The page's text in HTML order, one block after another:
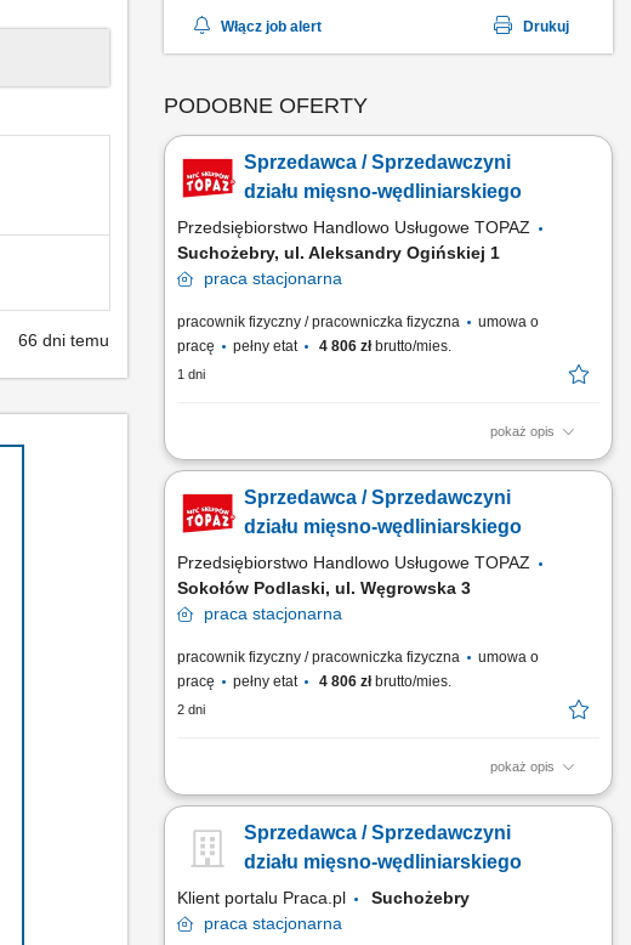
66 dni temu
Włącz job alert Drukuj
PODOBNE OFERTY
Sprzedawca / Sprzedawczyni
działu mięsno-wędliniarskiego
Przedsiębiorstwo Handlowo Usługowe TOPAZ
Suchożebry, ul. Aleksandry Ogińskiej 1
praca stacjonarna
pracownik fizyczny / pracowniczka fizyczna
umowa o
pracę
pełny etat 4 806 złbrutto/mies.
1 dni
pokaż opis
Twoje główne zadania: zapewnienie profesjonalnej obsługi
właściwą ekspozycję towarów na dziale świeżym - mięso,
wędliny, sery itp. oraz monitorowanie terminów przydatności do
Sprzedawca / Sprzedawczyni
działu mięsno-wędliniarskiego
Przedsiębiorstwo Handlowo Usługowe TOPAZ
Sokołów Podlaski, ul. Węgrowska 3
praca stacjonarna
pracownik fizyczny / pracowniczka fizyczna
umowa o
pracę
pełny etat 4 806 złbrutto/mies.
2 dni
pokaż opis
Twoje główne zadania: zapewnienie profesjonalnej obsługi
właściwą ekspozycję towarów na dziale świeżym - mięso,
wędliny, sery itp. oraz monitorowanie terminów przydatności do
Sprzedawca / Sprzedawczyni
działu mięsno-wędliniarskiego
Klient portalu Praca.pl
Suchożebry
praca stacjonarna